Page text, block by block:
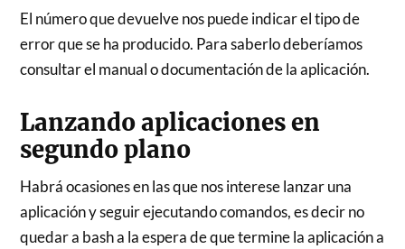
El número que devuelve nos puede indicar el tipo de
error que se ha producido. Para saberlo deberíamos
consultar el manual o documentación de la aplicación.
Lanzando aplicaciones en
segundo plano
Habrá ocasiones en las que nos interese lanzar una
aplicación y seguir ejecutando comandos, es decir no
quedar a bash a la espera de que termine la aplicación a